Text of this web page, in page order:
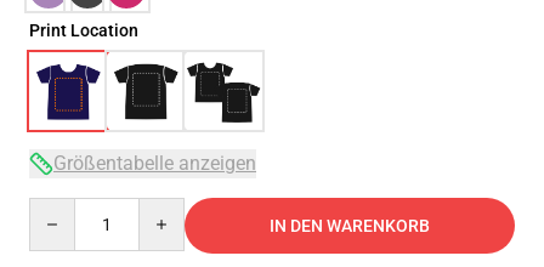
Print Location
Größentabelle anzeigen
IN DEN WARENKORB